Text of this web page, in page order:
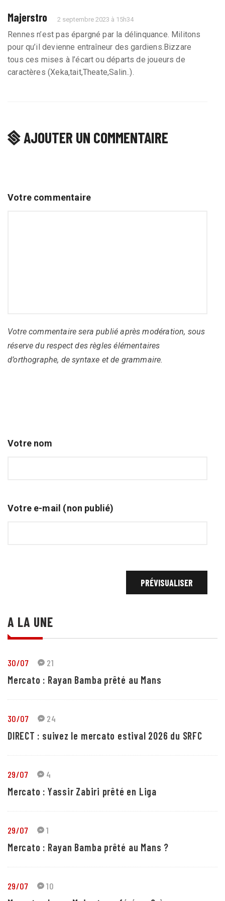
Majerstro 2 septembre 2023 à 15h34
Rennes n’est pas épargné par la délinquance. Militons
pour qu’il devienne entraîneur des gardiens.Bizzare
tous ces mises à l’écart ou départs de joueurs de
caractères (Xeka,tait,Theate,Salin..).
AJOUTER UN COMMENTAIRE
Votre commentaire
Votre commentaire sera publié après modération, sous
réserve du respect des règles élémentaires
d’orthographe, de syntaxe et de grammaire.
Votre nom
Votre e-mail (non publié)
A LA UNE
30/07 21
Mercato : Rayan Bamba prêté au Mans
30/07 24
DIRECT : suivez le mercato estival 2026 du SRFC
29/07 4
Mercato : Yassir Zabiri prêté en Liga
29/07 1
Mercato : Rayan Bamba prêté au Mans ?
29/07 10